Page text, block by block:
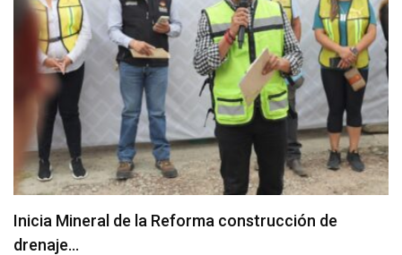
Inicia Mineral de la Reforma construcción de
drenaje…